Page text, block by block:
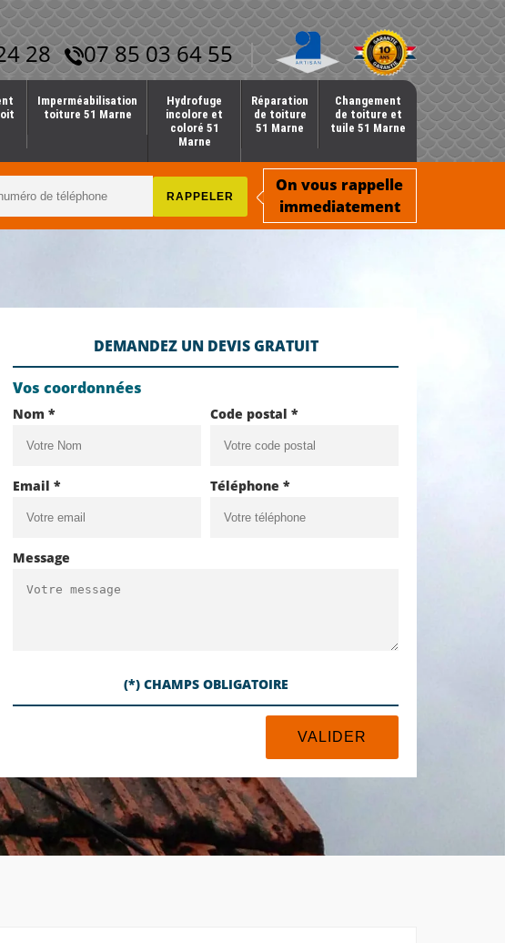
28 07 85 03 64 55
Imperméabilisation
toiture 51 Marne
Hydrofuge
incolore et
coloré 51
Marne
Réparation
de toiture
51 Marne
Changement
de toiture et
tuile 51 Marne
On vous rappelle
immediatement
DEMANDEZ UN DEVIS GRATUIT
Vos coordonnées
Nom * Code postal *
Email * Téléphone *
Message
(*) CHAMPS OBLIGATOIRE